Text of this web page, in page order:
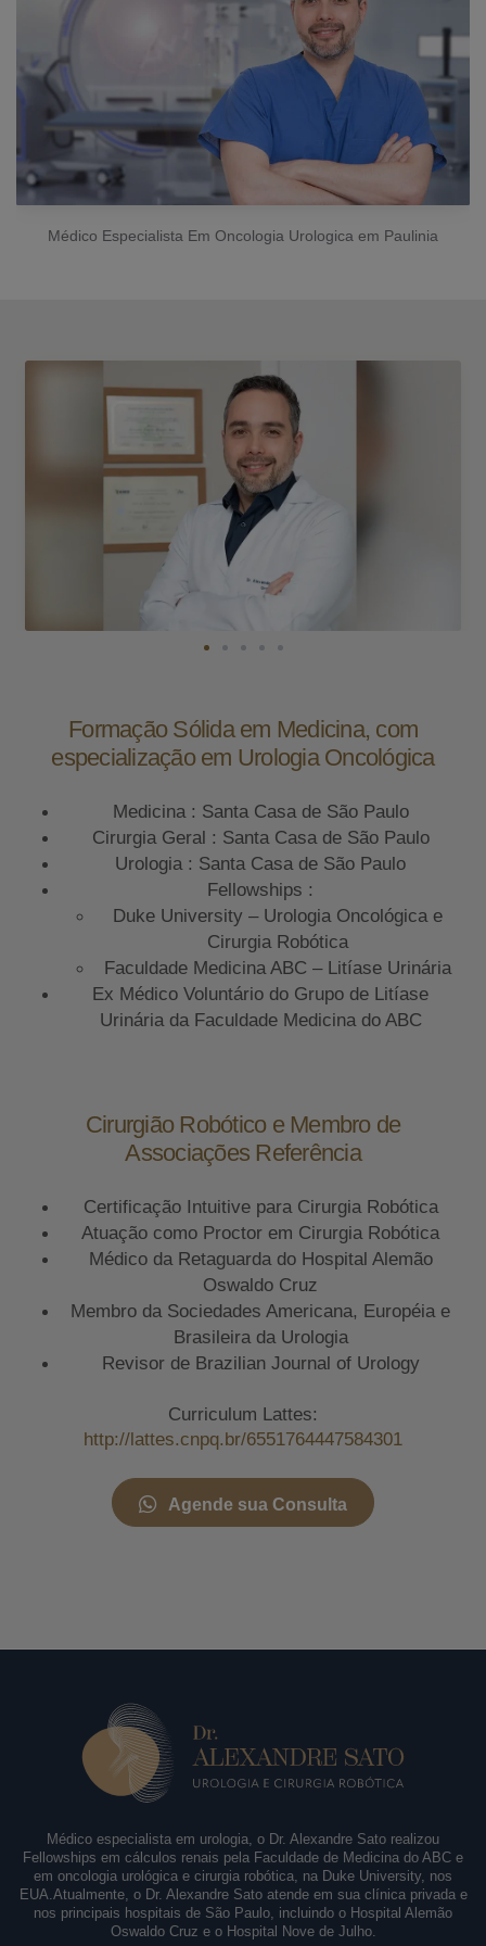
Médico Especialista Em Oncologia Urologica em Paulinia
Formação Sólida em Medicina, com
especialização em Urologia Oncológica
Medicina : Santa Casa de São Paulo
Cirurgia Geral : Santa Casa de São Paulo
Urologia : Santa Casa de São Paulo
Fellowships :
Duke University – Urologia Oncológica e
Cirurgia Robótica
Faculdade Medicina ABC – Litíase Urinária
Ex Médico Voluntário do Grupo de Litíase
Urinária da Faculdade Medicina do ABC
Cirurgião Robótico e Membro de
Associações Referência
Certificação Intuitive para Cirurgia Robótica
Atuação como Proctor em Cirurgia Robótica
Médico da Retaguarda do Hospital Alemão
Oswaldo Cruz
Membro da Sociedades Americana, Européia e
Brasileira da Urologia
Revisor de Brazilian Journal of Urology
Curriculum Lattes:
http://lattes.cnpq.br/6551764447584301
Agende sua Consulta
Médico especialista em urologia, o Dr. Alexandre Sato realizou
Fellowships em cálculos renais pela Faculdade de Medicina do ABC e
em oncologia urológica e cirurgia robótica, na Duke University, nos
EUA.Atualmente, o Dr. Alexandre Sato atende em sua clínica privada e
nos principais hospitais de São Paulo, incluindo o Hospital Alemão
Oswaldo Cruz e o Hospital Nove de Julho.